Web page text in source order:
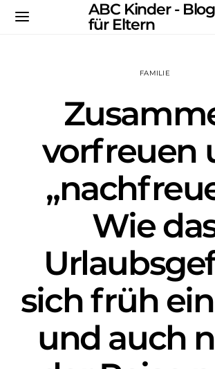
ABC Kinder - Blog
für Eltern
FAMILIE
vorfreuen
Wie
sich früh
und auch